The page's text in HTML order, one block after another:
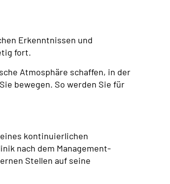
Erkenntnissen und
fort.
Atmosphäre schaffen, in der
bewegen. So werden Sie für
kontinuierlichen
nach dem Management-
Stellen auf seine